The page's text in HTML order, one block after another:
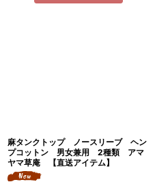
麻タンクトップ ノースリーブ ヘン
プコットン 男女兼用 2種類 アマ
ヤマ草庵 【直送アイテム】